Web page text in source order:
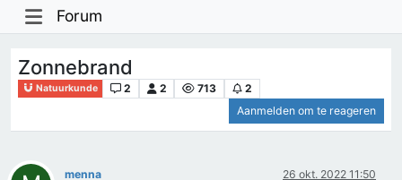
Forum
Zonnebrand
Natuurkunde 2 2 713
2
Aanmelden om te reageren
menna 26 okt. 2022 11:50